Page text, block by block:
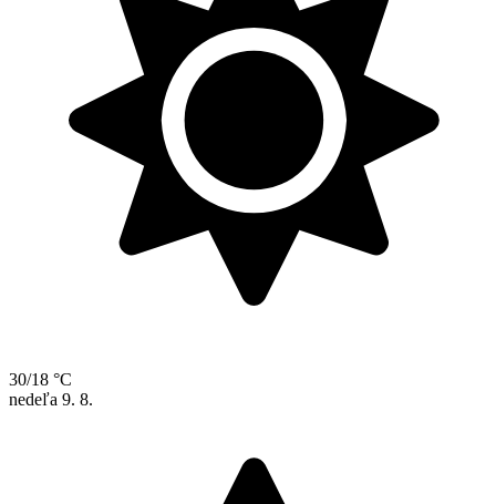
30/18 °C
nedeľa 9. 8.